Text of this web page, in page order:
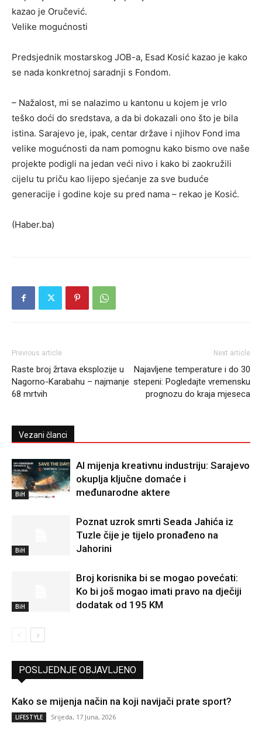
kazao je Oručević.
Velike mogućnosti
Predsjednik mostarskog JOB-a, Esad Kosić kazao je kako
se nada konkretnoj saradnji s Fondom.
– Nažalost, mi se nalazimo u kantonu u kojem je vrlo
teško doći do sredstava, a da bi dokazali ono što je bila
istina. Sarajevo je, ipak, centar države i njihov Fond ima
velike mogućnosti da nam pomognu kako bismo ove naše
projekte podigli na jedan veći nivo i kako bi zaokružili
cijelu tu priču kao lijepo sjećanje za sve buduće
generacije i godine koje su pred nama – rekao je Kosić.
(Haber.ba)
Previous article
Raste broj žrtava eksplozije u
Nagorno-Karabahu – najmanje
68 mrtvih
Next article
Najavljene temperature i do 30
stepeni: Pogledajte vremensku
prognozu do kraja mjeseca
Vezani članci
BiH
AI mijenja kreativnu industriju: Sarajevo
okuplja ključne domaće i
međunarodne aktere
BiH
Poznat uzrok smrti Seada Jahića iz
Tuzle čije je tijelo pronađeno na
Jahorini
BiH
Broj korisnika bi se mogao povećati:
Ko bi još mogao imati pravo na dječiji
dodatak od 195 KM
POSLJEDNJE OBJAVLJENO
Kako se mijenja način na koji navijači prate sport?
LIFESTYLE Srijeda, 17 Juna, 2026